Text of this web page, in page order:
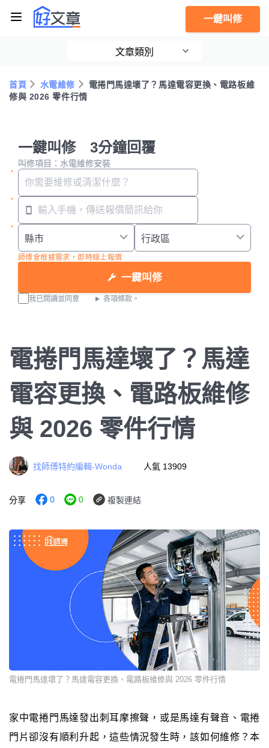
一鍵叫修
文章類別
首頁 水電維修
電捲門馬達壞了？馬達電容更換、電路板維
修與 2026 零件行情
一鍵叫修 3分鐘回覆
叫修項目：水電維修安裝
師傅會根據需求，即時線上報價
一鍵叫修
我已閱讀並同意 各項條款。
電捲門馬達壞了？馬達
電容更換、電路板維修
與 2026 零件行情
找師傅特約編輯-Wonda 人氣 13909
分享 0 0 複製連結
電捲門馬達壞了？馬達電容更換、電路板維修與 2026 零件行情
家中電捲門馬達發出刺耳摩擦聲，或是馬達有聲音、電捲
門片卻沒有順利升起，這些情況發生時，該如何維修？本